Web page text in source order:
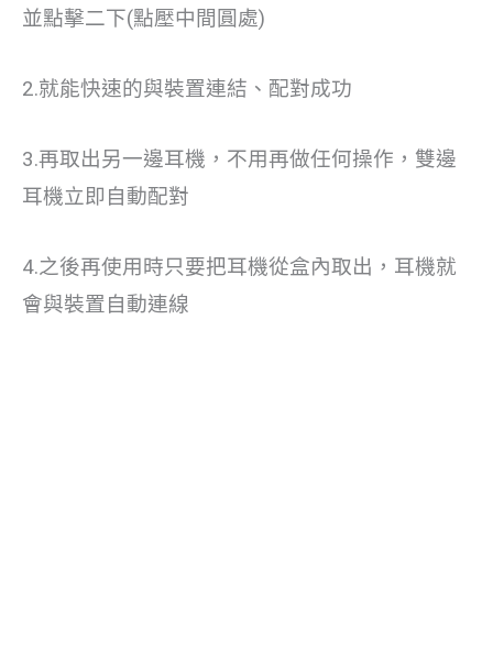
並點擊二下(點壓中間圓處)
2.就能快速的與裝置連結、配對成功
3.再取出另一邊耳機，不用再做任何操作，雙邊
耳機立即自動配對
4.之後再使用時只要把耳機從盒內取出，耳機就
會與裝置自動連線